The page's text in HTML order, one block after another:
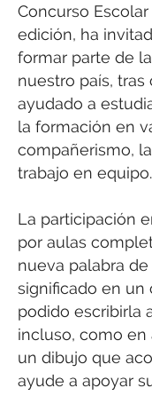
Concurso
edición, ha
formar parte de
nuestro país,
ayudado a
la formación en
compañerismo,
trabajo en equipo.
La participación
por aulas
nueva palabra
significado en un
podido escribirla
incluso, como en
un dibujo que
ayude a apoyar